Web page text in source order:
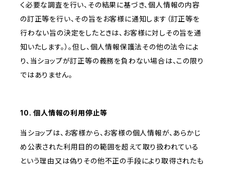
く必要な調査を行い、その結果に基づき、個人情報の内容
の訂正等を行い、その旨をお客様に通知します（訂正等を
行わない旨の決定をしたときは、お客様に対しその旨を通
知いたします。）。但し、個人情報保護法その他の法令によ
り、当ショップが訂正等の義務を負わない場合は、この限り
ではありません。
10. 個人情報の利用停止等
当ショップは、お客様から、お客様の個人情報が、あらかじ
め公表された利用目的の範囲を超えて取り扱われている
という理由又は偽りその他不正の手段により取得されたも